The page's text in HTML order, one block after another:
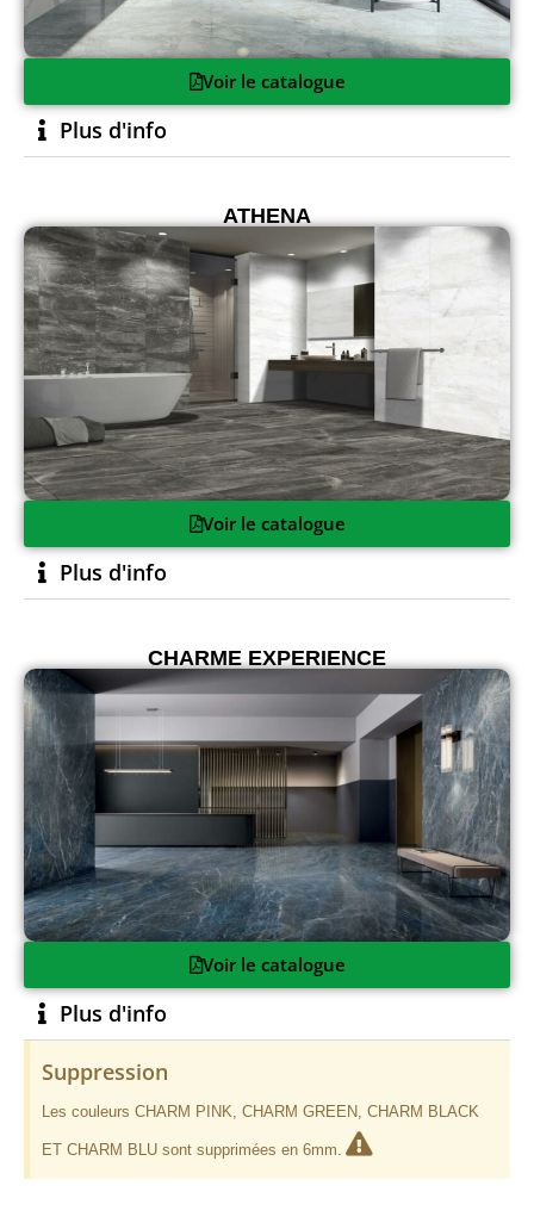
Voir le catalogue
Plus d'info
ATHENA
Voir le catalogue
Plus d'info
CHARME EXPERIENCE
Voir le catalogue
Plus d'info
Suppression
Les couleurs CHARM PINK, CHARM GREEN, CHARM BLACK
ET CHARM BLU sont supprimées en 6mm.